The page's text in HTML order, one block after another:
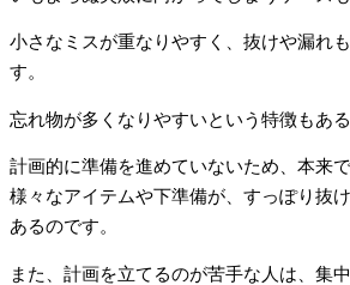
小さなミスが重なりやすく、抜けや漏れ
す。
忘れ物が多くなりやすいという特徴もある
計画的に準備を進めていないため、本来
様々なアイテムや下準備が、すっぽり抜
あるのです。
また、計画を立てるのが苦手な人は、集